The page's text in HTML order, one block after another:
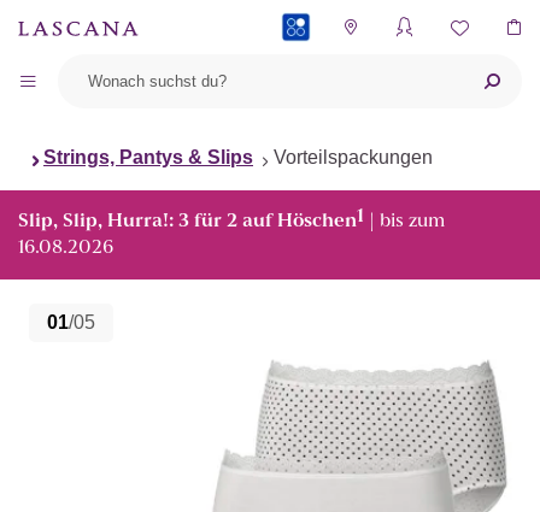
Strings, Pantys & Slips Vorteilspackungen
Slip, Slip, Hurra!: 3 für 2 auf Höschen1 | bis zum
16.08.2026
01/05